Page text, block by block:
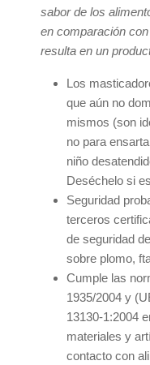
sabor de los
en comparación
resulta en un
Los
que aún no
mismos (son
no para
niño
Deséchelo si
Seguridad
terceros
de seguridad
sobre plomo,
Cumple las
1935/2004 y
13130-1:2004
materiales y
contacto con